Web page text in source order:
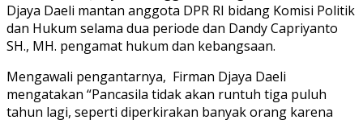
Djaya Daeli mantan anggota DPR RI bidang Komisi Politik
dan Hukum selama dua periode dan Dandy Capriyanto
SH., MH. pengamat hukum dan kebangsaan.
Mengawali pengantarnya, Firman Djaya Daeli
mengatakan “Pancasila tidak akan runtuh tiga puluh
tahun lagi, seperti diperkirakan banyak orang karena